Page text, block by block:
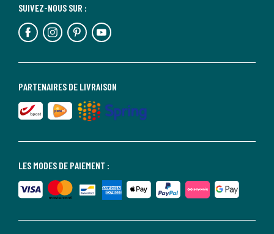
LES MODES DE PAIEMENT :
PARTENAIRES DE LIVRAISON
SUIVEZ-NOUS SUR :